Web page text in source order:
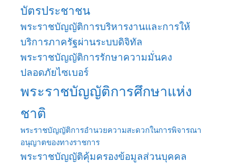
บัตรประชาชน
พระราชบัญญัติการบริหารงานและการให้
บริการภาครัฐผ่านระบบดิจิทัล
พระราชบัญญัติการรักษาความมั่นคง
ปลอดภัยไซเบอร์
พระราชบัญญัติการศึกษาแห่ง
ชาติ
พระราชบัญญัติการอำนวยความสะดวกในการพิจารณา
อนุญาตของทางราชการ
พระราชบัญญัติคุ้มครองข้อมูลส่วนบุคคล